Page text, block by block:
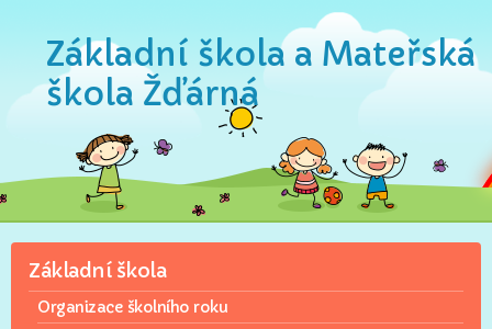
Základní škola a Mateřská
škola Žďárná
Základní škola
Organizace školního roku